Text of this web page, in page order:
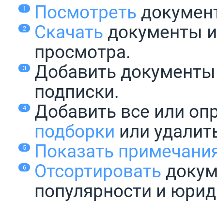
Посмотреть
Скачать документы
просмотра.
Добавить
подписки.
Добавить все или
подборки или
Показать
Отсортировать
популярности и